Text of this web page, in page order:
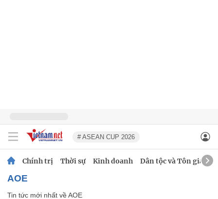
# ASEAN CUP 2026
Chính trị Thời sự Kinh doanh Dân tộc và Tôn giáo
AOE
Tin tức mới nhất vềAOE